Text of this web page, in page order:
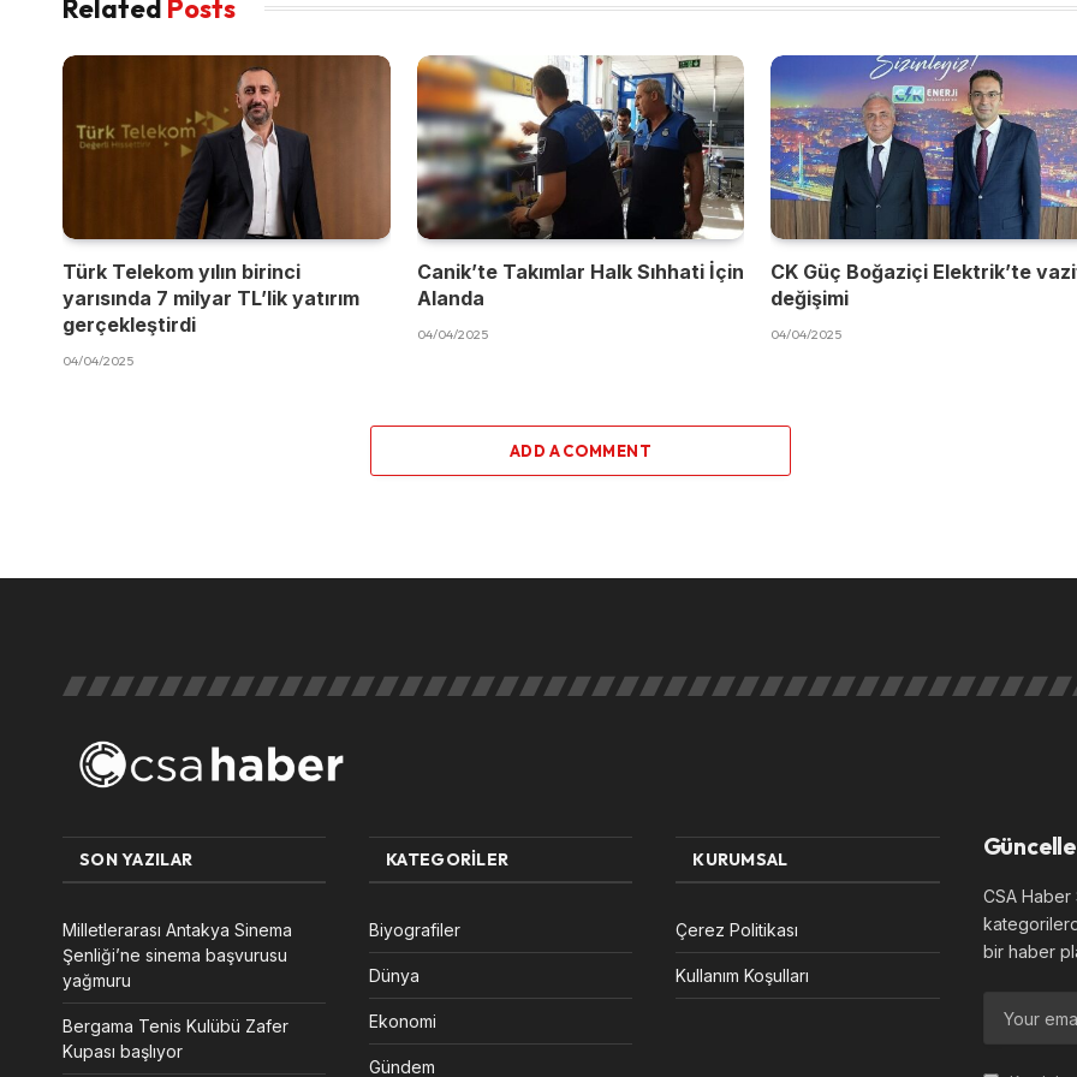
Related Posts
Türk Telekom yılın birinci
yarısında 7 milyar TL’lik yatırım
gerçekleştirdi
04/04/2025
Canik’te Takımlar Halk Sıhhati İçin
Alanda
04/04/2025
CK Güç Boğaziçi Elektrik’te
değişimi
04/04/2025
ADD A COMMENT
SON YAZILAR
Milletlerarası Antakya Sinema
Şenliği’ne sinema başvurusu
yağmuru
Bergama Tenis Kulübü Zafer
Kupası başlıyor
KATEGORILER
Biyografiler
Dünya
Ekonomi
Gündem
KURUMSAL
Çerez Politikası
Kullanım Koşulları
CSA
bir haber